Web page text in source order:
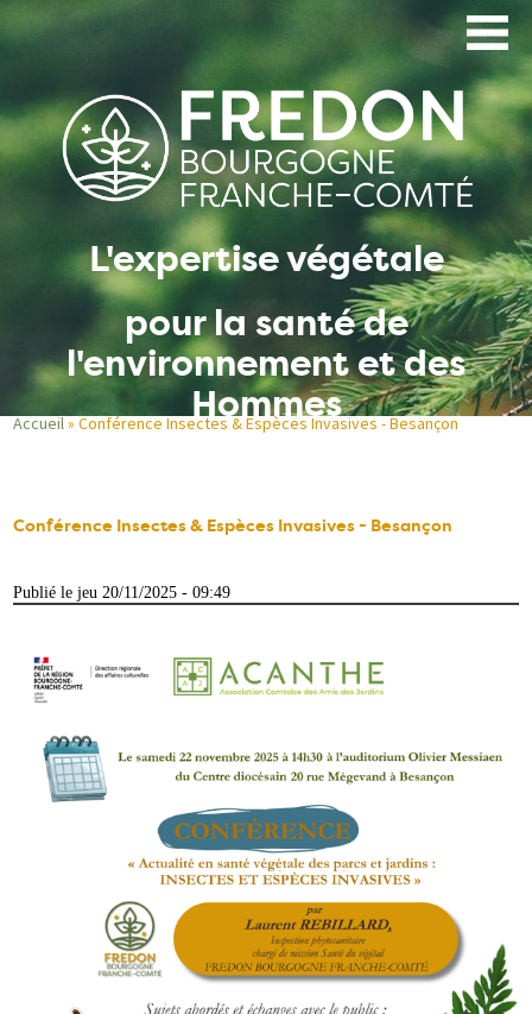
L'expertise végétale
pour la santé de
l'environnement et des
Hommes
d'Ariane
Accueil Conférence Insectes & Espèces Invasives - Besançon
Conférence Insectes & Espèces Invasives - Besançon
Publié le jeu 20/11/2025 - 09:49